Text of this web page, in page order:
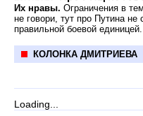
Их нравы. Ограничения в
не говори, тут про Путина
правильной боевой
КОЛОНКА ДМИТРИЕВА
Loading...